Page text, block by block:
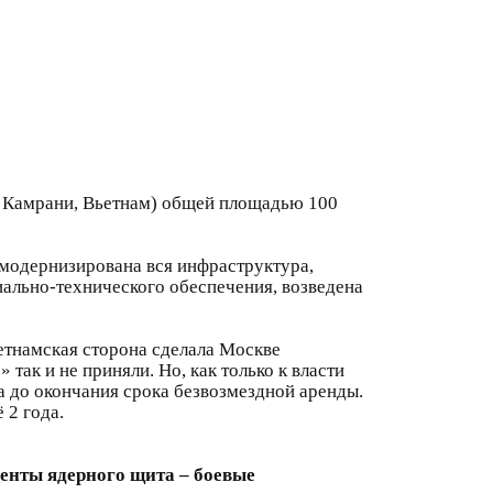
Вьетнам) общей площадью 100
вся инфраструктура,
технического обеспечения, возведена
сторона сделала Москве
и не приняли. Но, как только к власти
окончания срока безвозмездной аренды.
2 года.
ядерного щита – боевые